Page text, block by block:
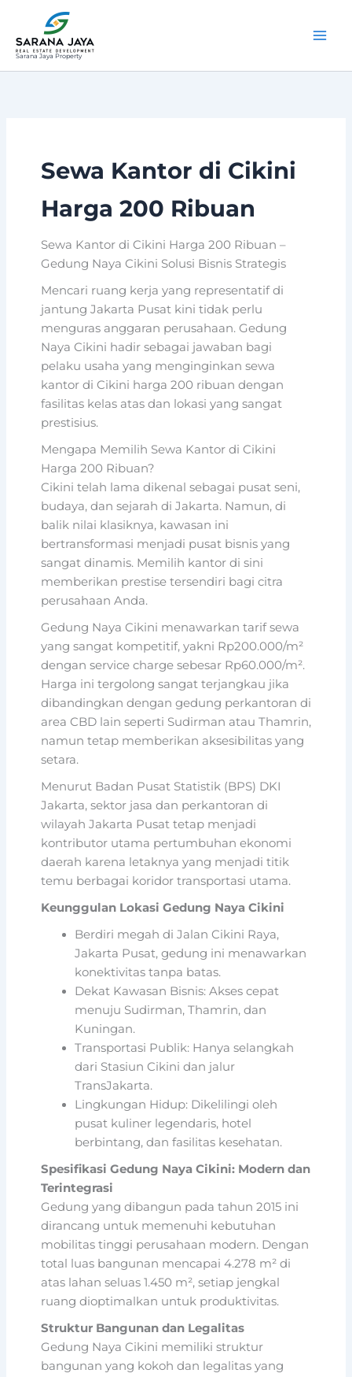
konten
Sarana Jaya Property
Sewa Kantor di Cikini
Harga 200 Ribuan
Sewa Kantor di Cikini Harga 200 Ribuan –
Gedung Naya Cikini Solusi Bisnis Strategis
Mencari ruang kerja yang representatif di
jantung Jakarta Pusat kini tidak perlu
menguras anggaran perusahaan. Gedung
Naya Cikini hadir sebagai jawaban bagi
pelaku usaha yang menginginkan sewa
kantor di Cikini harga 200 ribuan dengan
fasilitas kelas atas dan lokasi yang sangat
prestisius.
Mengapa Memilih Sewa Kantor di Cikini
Harga 200 Ribuan?
Cikini telah lama dikenal sebagai pusat seni,
budaya, dan sejarah di Jakarta. Namun, di
balik nilai klasiknya, kawasan ini
bertransformasi menjadi pusat bisnis yang
sangat dinamis. Memilih kantor di sini
memberikan prestise tersendiri bagi citra
perusahaan Anda.
Gedung Naya Cikini menawarkan tarif sewa
yang sangat kompetitif, yakni Rp200.000/m²
dengan service charge sebesar Rp60.000/m².
Harga ini tergolong sangat terjangkau jika
dibandingkan dengan gedung perkantoran di
area CBD lain seperti Sudirman atau Thamrin,
namun tetap memberikan aksesibilitas yang
setara.
Menurut Badan Pusat Statistik (BPS) DKI
Jakarta, sektor jasa dan perkantoran di
wilayah Jakarta Pusat tetap menjadi
kontributor utama pertumbuhan ekonomi
daerah karena letaknya yang menjadi titik
temu berbagai koridor transportasi utama.
Keunggulan Lokasi Gedung Naya Cikini
Berdiri megah di Jalan Cikini Raya,
Jakarta Pusat, gedung ini menawarkan
konektivitas tanpa batas.
Dekat Kawasan Bisnis: Akses cepat
menuju Sudirman, Thamrin, dan
Kuningan.
Transportasi Publik: Hanya selangkah
dari Stasiun Cikini dan jalur
TransJakarta.
Lingkungan Hidup: Dikelilingi oleh
pusat kuliner legendaris, hotel
berbintang, dan fasilitas kesehatan.
Spesifikasi Gedung Naya Cikini: Modern dan
Terintegrasi
Gedung yang dibangun pada tahun 2015 ini
dirancang untuk memenuhi kebutuhan
mobilitas tinggi perusahaan modern. Dengan
total luas bangunan mencapai 4.278 m² di
atas lahan seluas 1.450 m², setiap jengkal
ruang dioptimalkan untuk produktivitas.
Struktur Bangunan dan Legalitas
Gedung Naya Cikini memiliki struktur
bangunan yang kokoh dan legalitas yang